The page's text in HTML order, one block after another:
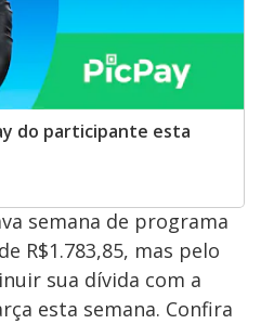
do participante esta
semana de programa
R$1.783,85, mas pelo
sua dívida com a
esta semana. Confira